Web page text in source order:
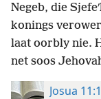
Negeb, die
konings
laat oorbly nie.
net soos
Josua